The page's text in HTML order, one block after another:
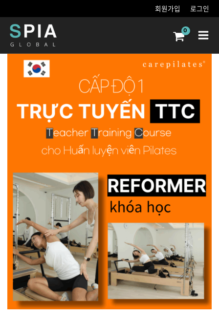
건너뛰기
회원가입 로그인
Menu
Luyện
Học
Trực
Tuyến
(Khóa
Huấn
Luyện
Reformer)
수량